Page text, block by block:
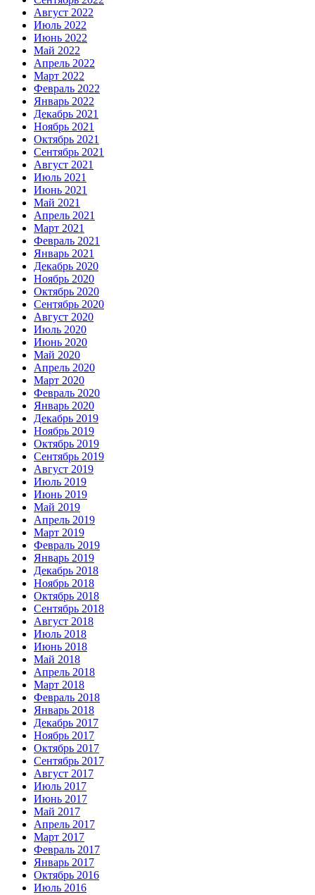
Август 2022
Июль 2022
Июнь 2022
Май 2022
Апрель 2022
Март 2022
Февраль 2022
Январь 2022
Декабрь 2021
Ноябрь 2021
Октябрь 2021
Сентябрь 2021
Август 2021
Июль 2021
Июнь 2021
Май 2021
Апрель 2021
Март 2021
Февраль 2021
Январь 2021
Декабрь 2020
Ноябрь 2020
Октябрь 2020
Сентябрь 2020
Август 2020
Июль 2020
Июнь 2020
Май 2020
Апрель 2020
Март 2020
Февраль 2020
Январь 2020
Декабрь 2019
Ноябрь 2019
Октябрь 2019
Сентябрь 2019
Август 2019
Июль 2019
Июнь 2019
Май 2019
Апрель 2019
Март 2019
Февраль 2019
Январь 2019
Декабрь 2018
Ноябрь 2018
Октябрь 2018
Сентябрь 2018
Август 2018
Июль 2018
Июнь 2018
Май 2018
Апрель 2018
Март 2018
Февраль 2018
Январь 2018
Декабрь 2017
Ноябрь 2017
Октябрь 2017
Сентябрь 2017
Август 2017
Июль 2017
Июнь 2017
Май 2017
Апрель 2017
Март 2017
Февраль 2017
Январь 2017
Октябрь 2016
Июль 2016